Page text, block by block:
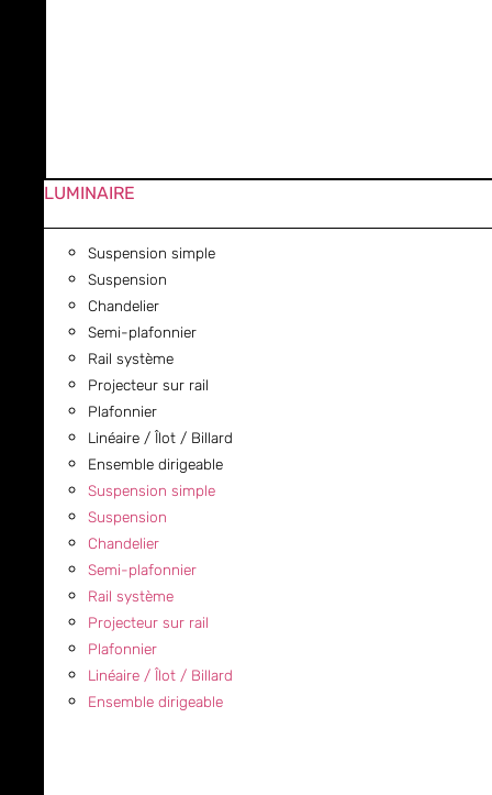
LUMINAIRE
Suspension simple
Suspension
Chandelier
Semi-plafonnier
Rail système
Projecteur sur rail
Plafonnier
Linéaire / Îlot / Billard
Ensemble dirigeable
Suspension simple
Suspension
Chandelier
Semi-plafonnier
Rail système
Projecteur sur rail
Plafonnier
Linéaire / Îlot / Billard
Ensemble dirigeable